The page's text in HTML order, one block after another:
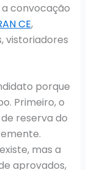
convocação
CE,
vistoriadores
porque
Primeiro, o
reserva do
mas a
aprovados,